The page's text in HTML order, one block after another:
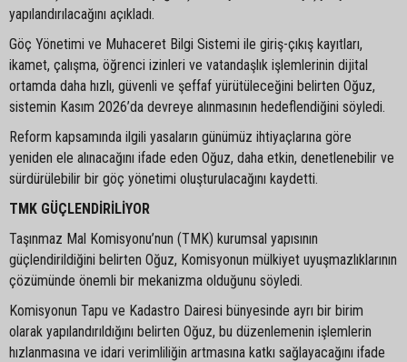
yapılandırılacağını açıkladı.
Göç Yönetimi ve Muhaceret Bilgi Sistemi ile giriş-çıkış kayıtları,
ikamet, çalışma, öğrenci izinleri ve vatandaşlık işlemlerinin dijital
ortamda daha hızlı, güvenli ve şeffaf yürütüleceğini belirten Oğuz,
sistemin Kasım 2026’da devreye alınmasının hedeflendiğini söyledi.
Reform kapsamında ilgili yasaların günümüz ihtiyaçlarına göre
yeniden ele alınacağını ifade eden Oğuz, daha etkin, denetlenebilir ve
sürdürülebilir bir göç yönetimi oluşturulacağını kaydetti.
TMK GÜÇLENDİRİLİYOR
Taşınmaz Mal Komisyonu’nun (TMK) kurumsal yapısının
güçlendirildiğini belirten Oğuz, Komisyonun mülkiyet uyuşmazlıklarının
çözümünde önemli bir mekanizma olduğunu söyledi.
Komisyonun Tapu ve Kadastro Dairesi bünyesinde ayrı bir birim
olarak yapılandırıldığını belirten Oğuz, bu düzenlemenin işlemlerin
hızlanmasına ve idari verimliliğin artmasına katkı sağlayacağını ifade